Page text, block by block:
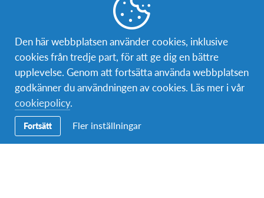
Den drivkraften tog honom vidare. Han började
engagera sig som buddy för utbytesstudenter och
kort därefter gjorde han ett Erasmusår i Istanbul. Där
hände något på riktigt.
Turkiet fick honom att känna sig levande. Allt kändes
mer. Utmaningarna, mötena, tempot – och den egna
utvecklingen. Han växte, och insåg att han ville
fortsätta utsätta sig för det okända. Direkt efter
Turkiet sökte han sig vidare till en sommarkurs i
Den här webbplatsen använder cookies, inklusive
cookies från tredje part, för att ge dig en bättre
upplevelse. Genom att fortsätta använda webbplatsen
godkänner du användningen av cookies. Läs mer i vår
cookiepolicy.
Fortsätt Fler inställningar